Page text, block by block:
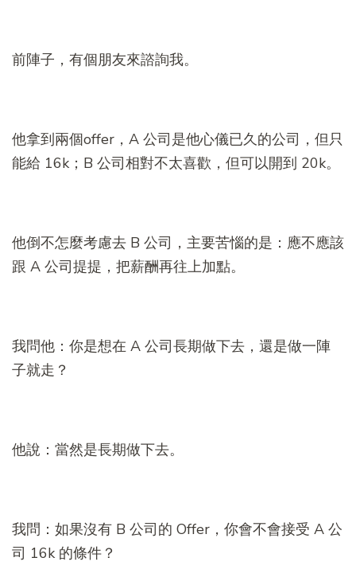
前陣子，有個朋友來諮詢我。
他拿到兩個offer，A 公司是他心儀已久的公司，但只
能給 16k；B 公司相對不太喜歡，但可以開到 20k。
他倒不怎麼考慮去 B 公司，主要苦惱的是：應不應該
跟 A 公司提提，把薪酬再往上加點。
我問他：你是想在 A 公司長期做下去，還是做一陣
子就走？
他說：當然是長期做下去。
我問：如果沒有 B 公司的 Offer，你會不會接受 A 公
司 16k 的條件？